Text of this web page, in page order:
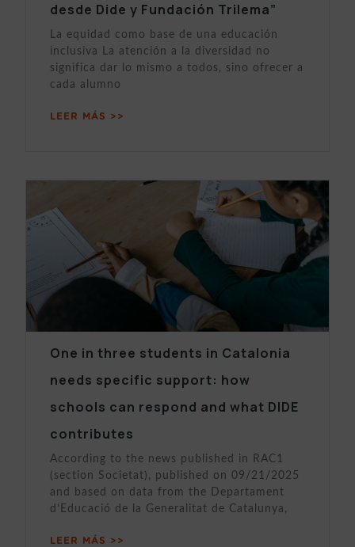
desde Dide y Fundación Trilema”
La equidad como base de una educación
inclusiva La atención a la diversidad no
significa dar lo mismo a todos, sino ofrecer a
cada alumno
LEER MÁS >>
One in three students in Catalonia
needs specific support: how
schools can respond and what DIDE
contributes
According to the news published in RAC1
(section Societat), published on 09/21/2025
and based on data from the Departament
d’Educació de la Generalitat de Catalunya,
LEER MÁS >>